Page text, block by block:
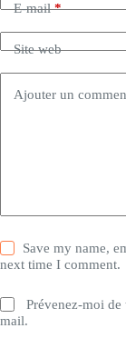
E-mail*
Site web
Ajouter un
Save my name,
next time I comment.
Prévenez-moi
mail.